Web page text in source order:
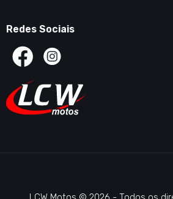
Redes Sociais